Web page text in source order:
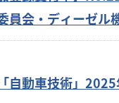
員会・ディーゼル
自動車技術」